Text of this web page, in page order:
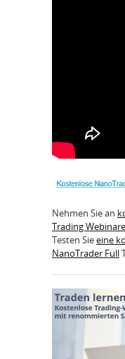
Nehmen Sie an
Trading
Testen Sieeine
NanoTrader Full